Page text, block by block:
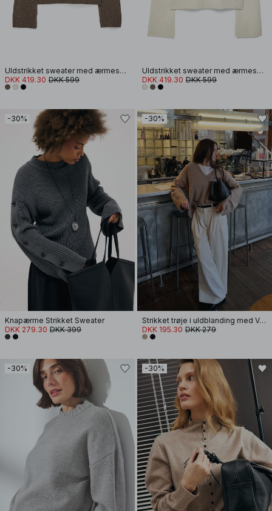
Uldstrikket sweater med ærmesplit
DKK 419.30 DKK 599
Uldstrikket sweater med ærmesplit
DKK 419.30 DKK 599
-30%
Knapærme Strikket Sweater
DKK 279.30 DKK 399
-30%
Strikket trøje i uldblanding med V-udskæring
DKK 195.30 DKK 279
-30% -30%